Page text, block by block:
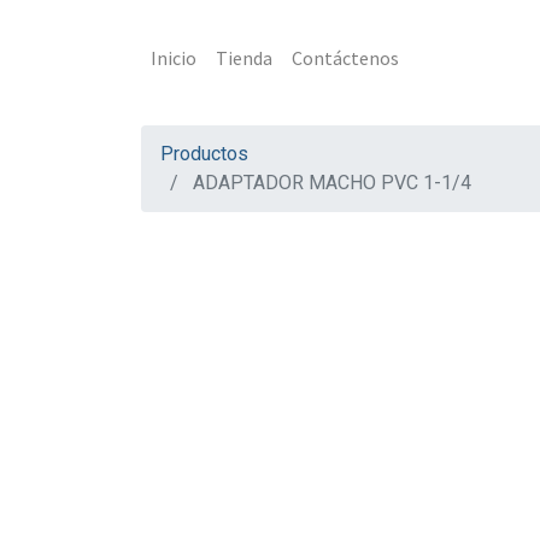
Inicio Tienda Contáctenos
Productos
ADAPTADOR MACHO PVC 1-1/4